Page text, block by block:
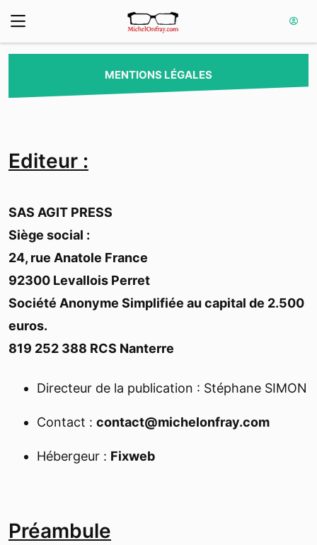
MENTIONS LÉGALES
Editeur :
SAS AGIT PRESS
Siège social :
24, rue Anatole France
92300 Levallois Perret
Société Anonyme Simplifiée au capital de 2.500
euros.
819 252 388 RCS Nanterre
Directeur de la publication : Stéphane SIMON
Contact : contact@michelonfray.com
Hébergeur : Fixweb
Préambule